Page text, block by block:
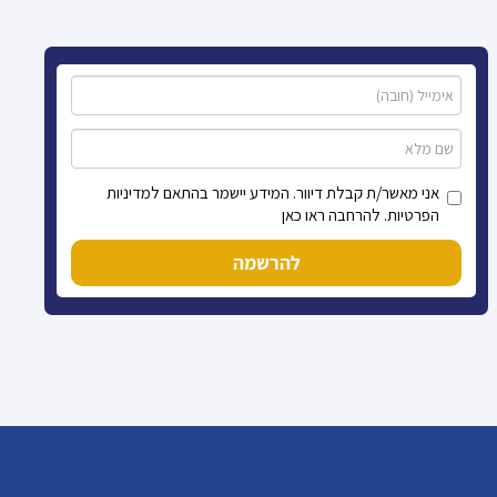
אני מאשר/ת קבלת דיוור. המידע יישמר בהתאם למדיניות
הפרטיות. להרחבה ראו כאן
להרשמה